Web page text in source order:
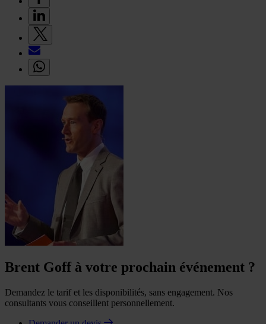
Brent Goff à votre prochain événement ?
Demandez le tarif et les disponibilités, sans engagement. Nos
consultants vous conseillent personnellement.